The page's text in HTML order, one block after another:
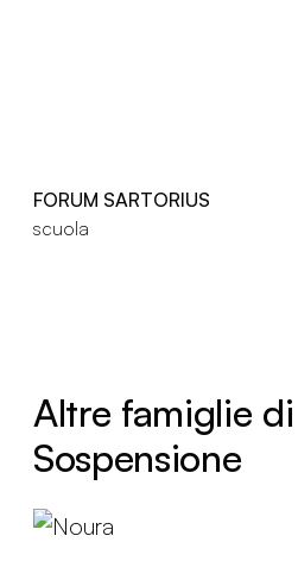
FORUM SARTORIUS
scuola
Altre famiglie
Sospensione